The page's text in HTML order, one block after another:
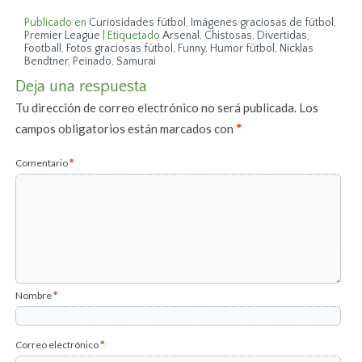
Publicado en Curiosidades fútbol, Imágenes graciosas de fútbol,
Premier League
Etiquetado Arsenal, Chistosas, Divertidas,
Football, Fotos graciosas fútbol, Funny, Humor fútbol, Nicklas
Bendtner, Peinado, Samurai
Deja una respuesta
Tu dirección de correo electrónico no será publicada. Los
campos obligatorios están marcados con*
Comentario*
Nombre*
Correo electrónico*